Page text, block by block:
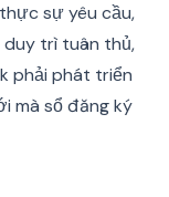
sự yêu cầu,
duy trì tuân thủ,
phải phát triển
mà sổ đăng ký